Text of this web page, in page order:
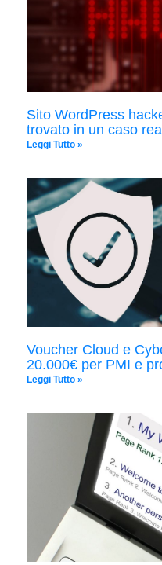
Sito WordPress
trovato in un caso
Leggi Tutto »
Voucher Cloud e
20.000€ per PMI e
Leggi Tutto »